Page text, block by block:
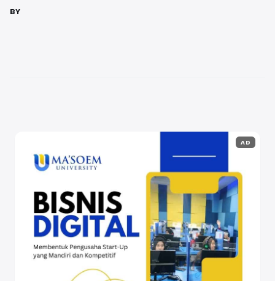
dalam era globalisasi ini. Artikel ini akan mengulas
BY
AD